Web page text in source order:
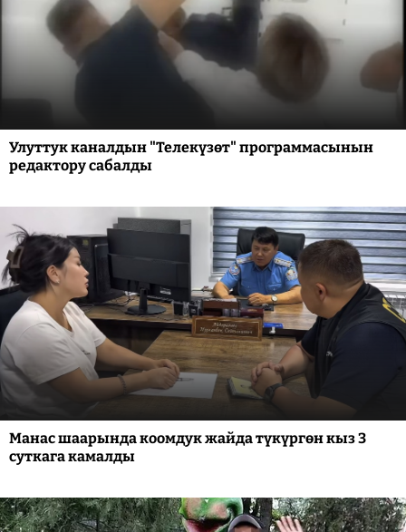
Улуттук каналдын "Телекүзөт" программасынын
редактору сабалды
Манас шаарында коомдук жайда түкүргөн кыз 3
суткага камалды